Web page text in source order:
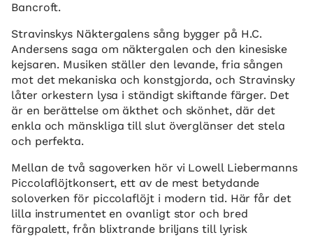
Bancroft.
Stravinskys Näktergalens sång bygger på H.C.
Andersens saga om näktergalen och den kinesiske
kejsaren. Musiken ställer den levande, fria sången
mot det mekaniska och konstgjorda, och Stravinsky
låter orkestern lysa i ständigt skiftande färger. Det
är en berättelse om äkthet och skönhet, där det
enkla och mänskliga till slut överglänser det stela
och perfekta.
Mellan de två sagoverken hör vi Lowell Liebermanns
Piccolaflöjtkonsert, ett av de mest betydande
soloverken för piccolaflöjt i modern tid. Här får det
lilla instrumentet en ovanligt stor och bred
färgpalett, från blixtrande briljans till lyrisk